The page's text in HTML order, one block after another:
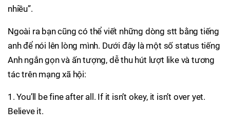
nhiều”.
Ngoài ra bạn cũng có thể viết những dòng stt bằng tiếng
anh để nói lên lòng mình. Dưới đây là một số status tiếng
Anh ngắn gọn và ấn tượng, dễ thu hút lượt like và tương
tác trên mạng xã hội:
1. You’ll be fine after all. If it isn’t okey, it isn’t over yet.
Believe it.